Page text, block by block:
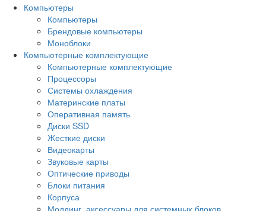
Компьютеры
Компьютеры
Брендовые компьютеры
Моноблоки
Компьютерные комплектующие
Компьютерные комплектующие
Процессоры
Системы охлаждения
Материнские платы
Оперативная память
Диски SSD
Жесткие диски
Видеокарты
Звуковые карты
Оптические приводы
Блоки питания
Корпуса
Моддинг, аксессуары для системных блоков